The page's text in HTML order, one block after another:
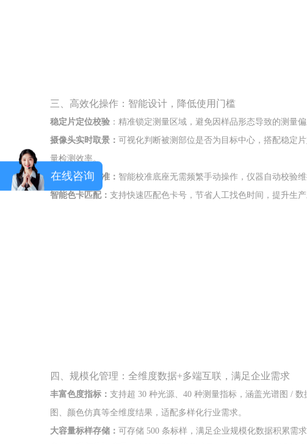
三、高效化操作：智能设计，降低使用门槛
稳定片定位校验 ：精准锁定测量区域，避免因样品形态导致的测量
摄像头实时取景： 可视化判断被测部位是否为目标中心，搭配稳定
量检测效率。
接触式自动校准： 智能校准底座无需频繁手动操作，仪器自动校验维
智能色卡匹配： 支持快速匹配色卡号，节省人工找色时间，提升生产
四、规模化管理：全维度数据+多端互联，满足企业需求
丰富色度指标： 支持超 30 种光源、40 种测量指标，涵盖光谱图 /
图、颜色仿真等全维度结果，适配多样化行业需求。
大容量标样存储： 可存储 500 条标样，满足企业规模化数据积累需求
在线咨询